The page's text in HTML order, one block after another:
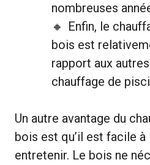
nombreuses
Enfin, le
bois est
rapport aux
chauffage de
Un autre avantage du
bois est qu’il est facile
entretenir. Le bois ne